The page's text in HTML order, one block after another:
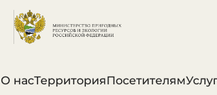
О насТерриторияПосетителям